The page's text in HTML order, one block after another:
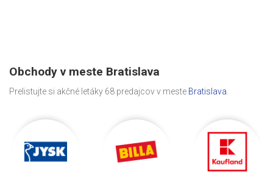
Obchody v meste Bratislava
Prelistujte si akčné letáky 68 predajcov v meste Bratislava